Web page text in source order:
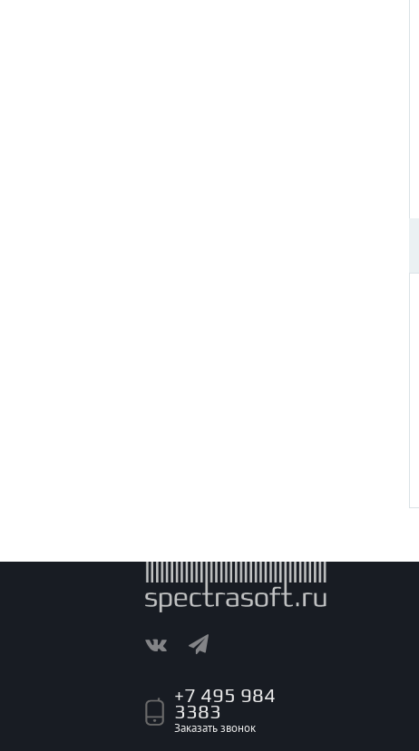
+7 495 984
3383
Заказать звонок